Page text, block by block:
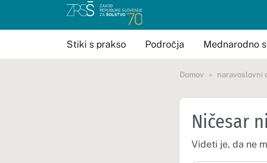
Stiki s prakso Področja Mednarodno
Domov naravoslovni
Ničesar
Videti je, da ne